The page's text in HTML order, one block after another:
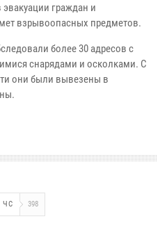
граждан и
взрывоопасных предметов.
более 30 адресов с
снарядами и осколками. С
они были вывезены в
ЧС 398